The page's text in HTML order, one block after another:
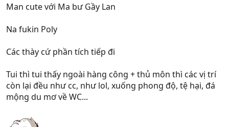
Man cute với Ma bư Gầy Lan
Na fukin Poly
Các thày cứ phần tích tiếp đi
Tui thì tui thấy ngoài hàng công + thủ môn thì các vị trí
còn lại đều như cc, như lol, xuống phong độ, tệ hại, đá
mộng du mơ về WC...